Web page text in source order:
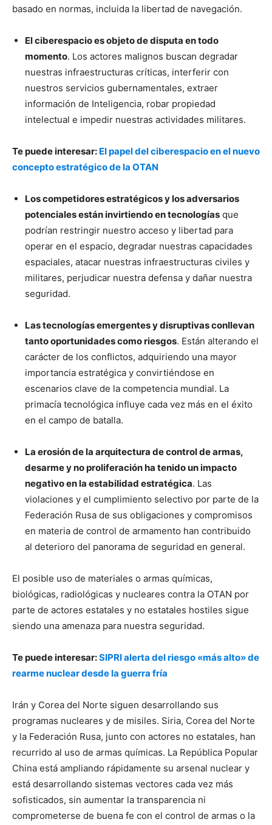
basado en normas, incluida la libertad de navegación.
El ciberespacio es objeto de disputa en todo
momento. Los actores malignos buscan degradar
nuestras infraestructuras críticas, interferir con
nuestros servicios gubernamentales, extraer
información de Inteligencia, robar propiedad
intelectual e impedir nuestras actividades militares.
Te puede interesar: El papel del ciberespacio en el nuevo
concepto estratégico de la OTAN
Los competidores estratégicos y los adversarios
potenciales están invirtiendo en tecnologías que
podrían restringir nuestro acceso y libertad para
operar en el espacio, degradar nuestras capacidades
espaciales, atacar nuestras infraestructuras civiles y
militares, perjudicar nuestra defensa y dañar nuestra
seguridad.
Las tecnologías emergentes y disruptivas conllevan
tanto oportunidades como riesgos. Están alterando el
carácter de los conflictos, adquiriendo una mayor
importancia estratégica y convirtiéndose en
escenarios clave de la competencia mundial. La
primacía tecnológica influye cada vez más en el éxito
en el campo de batalla.
La erosión de la arquitectura de control de armas,
desarme y no proliferación ha tenido un impacto
negativo en la estabilidad estratégica. Las
violaciones y el cumplimiento selectivo por parte de la
Federación Rusa de sus obligaciones y compromisos
en materia de control de armamento han contribuido
al deterioro del panorama de seguridad en general.
El posible uso de materiales o armas químicas,
biológicas, radiológicas y nucleares contra la OTAN por
parte de actores estatales y no estatales hostiles sigue
siendo una amenaza para nuestra seguridad.
Te puede interesar:SIPRI alerta del riesgo «más alto» de
rearme nuclear desde la guerra fría
Irán y Corea del Norte siguen desarrollando sus
programas nucleares y de misiles. Siria, Corea del Norte
y la Federación Rusa, junto con actores no estatales, han
recurrido al uso de armas químicas. La República Popular
China está ampliando rápidamente su arsenal nuclear y
está desarrollando sistemas vectores cada vez más
sofisticados, sin aumentar la transparencia ni
comprometerse de buena fe con el control de armas o la